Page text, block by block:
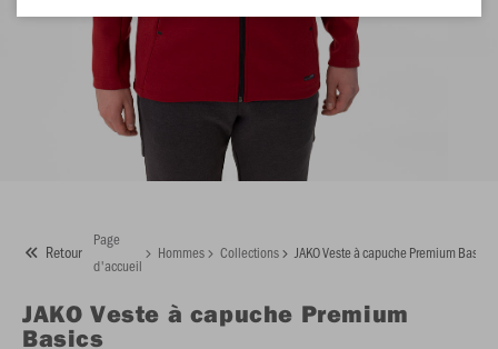
Retour
Page
d'accueil
Hommes Collections JAKO Veste à capuche Premium Basics
JAKO Veste à capuche Premium
Basics